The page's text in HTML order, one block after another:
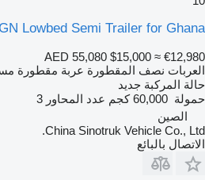
Lowbed Semi Trailer for Ghana
AED 55,080 $15,000 ≈ €12,980
العربات نصف المقطورة عربة مقطورة
حالة المركبة جديد
حمولة 60,000 كجم عدد المحاور 3
الصين
China Sinotruk Vehicle Co., Ltd.
الاتصال بالبائع